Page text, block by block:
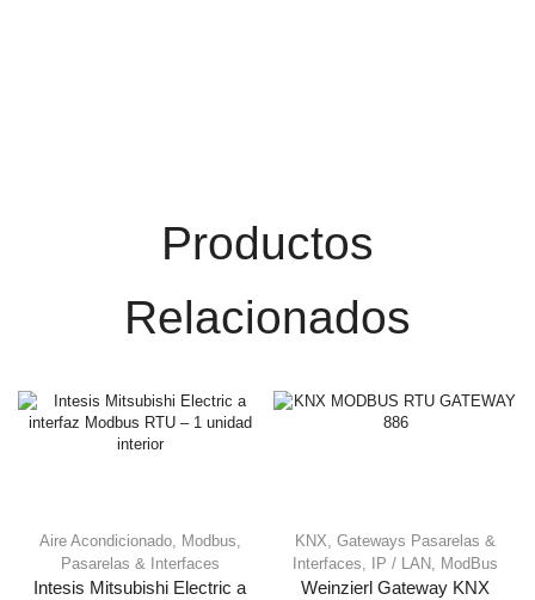
Productos
Relacionados
Aire Acondicionado, Modbus
Pasarelas & Interfaces
Intesis Mitsubishi Electric a
KNX Gateways Pasarelas &
Interfaces
IP / LAN ModBus
Weinzierl Gateway KNX